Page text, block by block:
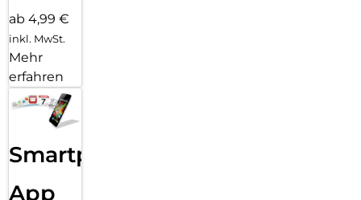
ab 4,99 €
inkl. MwSt.
Mehr
erfahren
Smartphone
App